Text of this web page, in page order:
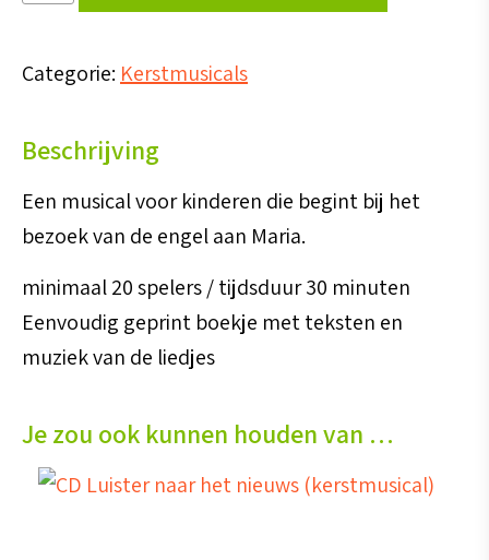
nieuws
aantal
Categorie: Kerstmusicals
Beschrijving
Een musical voor kinderen die begint bij het
bezoek van de engel aan Maria.
minimaal 20 spelers / tijdsduur 30 minuten
Eenvoudig geprint boekje met teksten en
muziek van de liedjes
Je zou ook kunnen houden van …